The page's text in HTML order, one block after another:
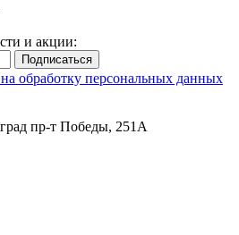
и акции:
Подписаться
обработку персональных данных
пр-т Победы, 251А